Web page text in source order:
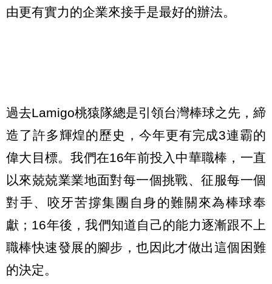
由更有實力的企業來接手是最好的辦法。
過去Lamigo桃猿隊總是引領台灣棒球之先，締
造了許多輝煌的歷史，今年更有完成3連霸的
偉大目標。我們在16年前投入中華職棒，一直
以來兢兢業業地面對每一個挑戰、征服每一個
對手、咬牙苦撐集團自身的難關來為棒球奉
獻；16年後，我們知道自己的能力逐漸跟不上
職棒快速發展的腳步，也因此才做出這個困難
的決定。